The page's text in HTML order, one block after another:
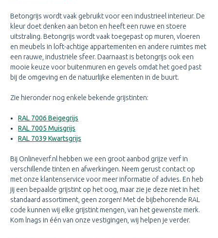
Betongrijs wordt vaak gebruikt voor een industrieel interieur. De
kleur doet denken aan beton en heeft een ruwe en stoere
uitstraling. Betongrijs wordt vaak toegepast op muren, vloeren
en meubels in loft-achtige appartementen en andere ruimtes met
een rauwe, industriële sfeer. Daarnaast is betongrijs ook een
mooie keuze voor buitenmuren en gevels omdat het goed past
bij de omgeving en de natuurlijke elementen in de buurt.
Zie hieronder nog enkele bekende grijstinten:
RAL 7006 Beigegrijs
RAL 7005 Muisgrijs
RAL 7039 Kwartsgrijs
Bij Onlineverf.nl hebben we een groot aanbod grijze verf in
verschillende tinten en afwerkingen. Neem gerust contact op
met onze klantenservice voor meer informatie of advies. En heb
jij een bepaalde grijstint op het oog, maar zie je deze niet in het
standaard assortiment, geen zorgen! Met de bijbehorende RAL
code kunnen wij elke grijstint mengen, van het gewenste merk.
Kom lnags in één van onze vestigingen, wij helpen je verder.